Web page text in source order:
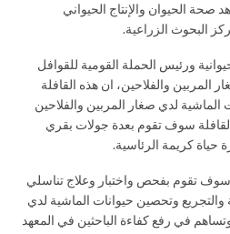
صحة الحيوان والإنتاج الحيواني
البحوث الزراعية.
ورئيس الحملة القومية للقوافل
المربين والفلاحين، ان هذه القافلة
لدي صغار المربين والفلاحين
سوف تقوم بعدة جولات بقري
حياة كريمة الرئاسية.
تقوم بفحص واختبار وعلاج تناسلي
والتجريع وتحصين حيوانات الماشية لدي
في رفع كفاءة الباحثين في المعهد